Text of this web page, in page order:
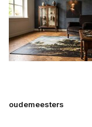
oudemeesters